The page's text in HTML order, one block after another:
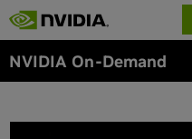
NVIDIA On-Demand